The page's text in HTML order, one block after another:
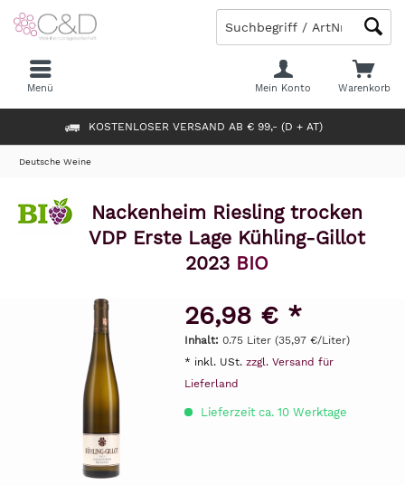
KOSTENLOSER VERSAND AB € 99,- (D + AT)
Warenkorb
Mein Konto
Menü
Deutsche Weine
Nackenheim Riesling trocken
VDP Erste Lage Kühling-Gillot
2023 BIO
26,98 € *
Inhalt: 0.75 Liter (35,97 €/Liter)
* inkl. USt. zzgl. Versand für
Lieferland
Lieferzeit ca. 10 Werktage